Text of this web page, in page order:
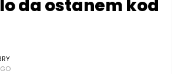
da ostanem kod